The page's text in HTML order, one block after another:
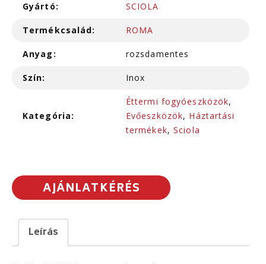
Gyártó: SCIOLA
Termékcsalád: ROMA
Anyag: rozsdamentes
Szín: Inox
Kategória:
Éttermi fogyóeszközök,
Evőeszközök, Háztartási
termékek,Sciola
AJÁNLATKÉRÉS
Leírás